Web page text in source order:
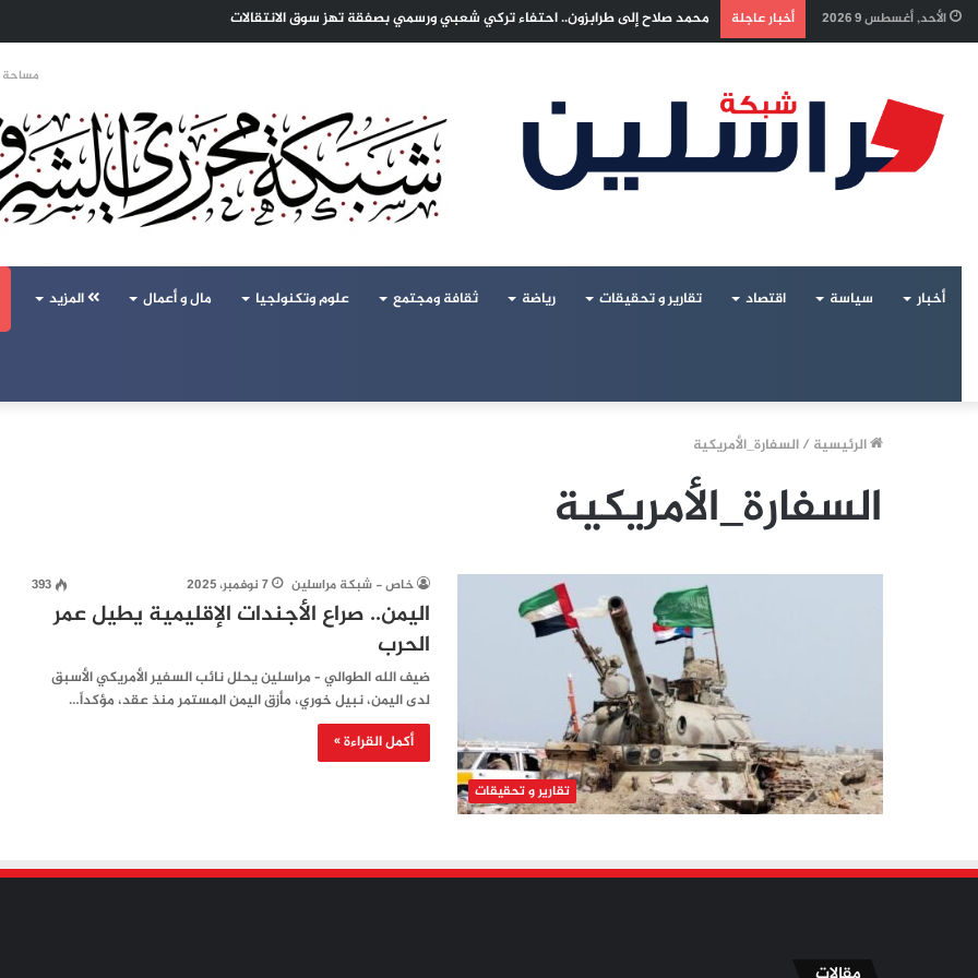
الأحد, أغسطس 9 2026 أخبار عاجلة محمد صلاح إلى طرابزون.. احتفاء تركي شعبي ورسمي بصفقة تهز سوق الانتقالات
مساحة
أخبار سياسة اقتصاد تقارير و تحقيقات رياضة ثقافة ومجتمع علوم وتكنولجيا مال و أعمال المزيد
الرئيسية /السفارة_الأمريكية
السفارة_الأمريكية
تقارير و تحقيقات
خاص - شبكة مراسلين 7 نوفمبر، 2025 393
اليمن.. صراع الأجندات الإقليمية يطيل عمر
الحرب
ضيف الله الطوالي – مراسلين يحلل نائب السفير الأمريكي الأسبق
لدى اليمن، نبيل خوري، مأزق اليمن المستمر منذ عقد، مؤكداً…
أكمل القراءة »